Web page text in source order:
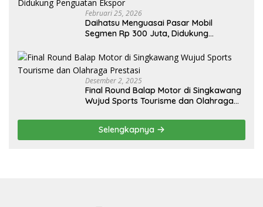
Februari 25, 2026
Daihatsu Menguasai Pasar Mobil
Segmen Rp 300 Juta, Didukung
Desember 2, 2025
Final Round Balap Motor di Singkawang
Wujud Sports Tourisme dan Olahraga
Selengkapnya